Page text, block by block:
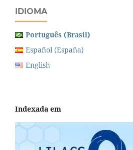
IDIOMA
Português (Brasil)
Español (España)
English
Indexada em